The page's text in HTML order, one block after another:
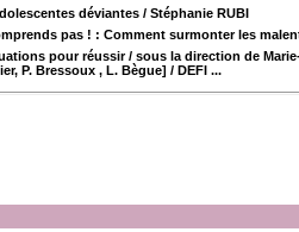
déviantes / Stéphanie RUBI
pas ! : Comment surmonter les
pour réussir / sous la direction de
P. Bressoux , L. Bègue] / DEFI ...